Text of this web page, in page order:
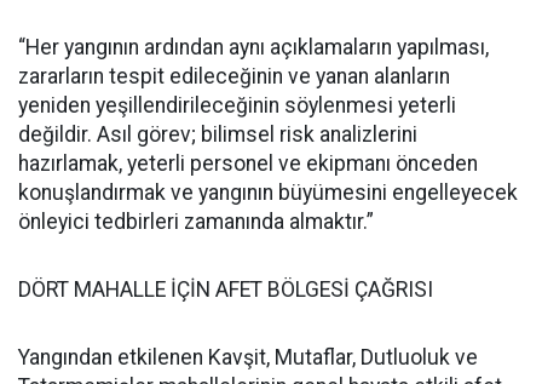
“Her yangının ardından aynı açıklamaların yapılması,
zararların tespit edileceğinin ve yanan alanların
yeniden yeşillendirileceğinin söylenmesi yeterli
değildir. Asıl görev; bilimsel risk analizlerini
hazırlamak, yeterli personel ve ekipmanı önceden
konuşlandırmak ve yangının büyümesini engelleyecek
önleyici tedbirleri zamanında almaktır.”
DÖRT MAHALLE İÇİN AFET BÖLGESİ ÇAĞRISI
Yangından etkilenen Kavşit, Mutaflar, Dutluoluk ve